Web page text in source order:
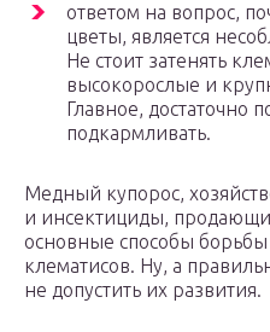
ответом на вопрос,
цветы, является
Не стоит затенять
высокорослые и
Главное, достаточно
подкармливать.
Медный купорос,
и инсектициды,
основные способы
клематисов. Ну, а
не допустить их развития.